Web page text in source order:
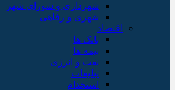
شهرداری و شورای شهر
شهری و رفاهی
اقتصاد
بانک ها
بیمه ها
نفت و انرژی
تبلیغات
استخدام